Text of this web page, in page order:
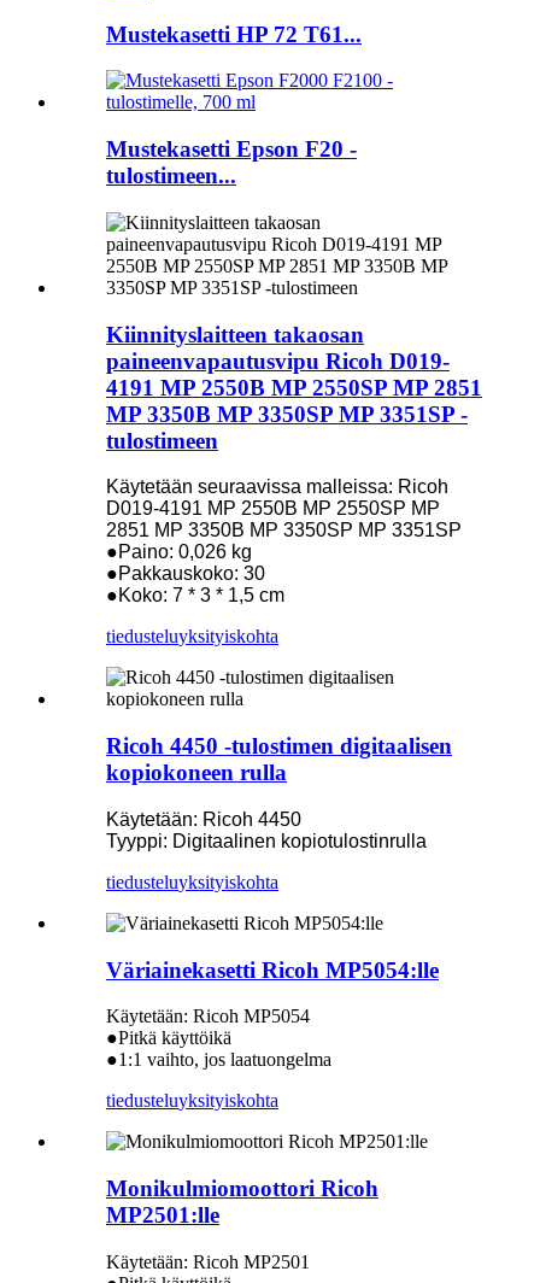
Mustekasetti HP 72 T61...
Mustekasetti Epson F20 -
tulostimeen...
Kiinnityslaitteen takaosan
paineenvapautusvipu Ricoh D019-
4191 MP 2550B MP 2550SP MP 2851
MP 3350B MP 3350SP MP 3351SP -
tulostimeen
Käytetään seuraavissa malleissa: Ricoh
D019-4191 MP 2550B MP 2550SP MP
2851 MP 3350B MP 3350SP MP 3351SP
●Paino: 0,026 kg
●Pakkauskoko: 30
●Koko: 7 * 3 * 1,5 cm
tiedusteluyksityiskohta
Ricoh 4450 -tulostimen digitaalisen
kopiokoneen rulla
Käytetään: Ricoh 4450
Tyyppi: Digitaalinen kopiotulostinrulla
tiedusteluyksityiskohta
Väriainekasetti Ricoh MP5054:lle
Käytetään: Ricoh MP5054
●Pitkä käyttöikä
●1:1 vaihto, jos laatuongelma
tiedusteluyksityiskohta
Monikulmiomoottori Ricoh
MP2501:lle
Käytetään: Ricoh MP2501